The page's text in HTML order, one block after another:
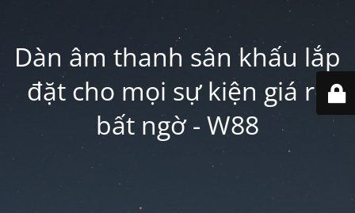
Dàn âm thanh sân khấu lắp
đặt cho mọi sự kiện giá rẻ
bất ngờ - W88